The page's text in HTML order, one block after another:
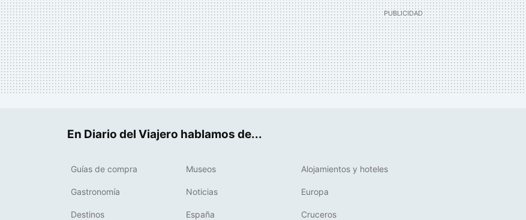
En Diario del Viajero hablamos de...
Guías de compra Museos Alojamientos y hoteles
Gastronomía Noticias Europa
Destinos España Cruceros